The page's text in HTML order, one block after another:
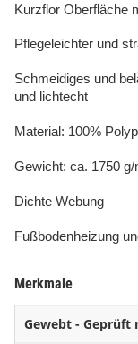
Kurzflor Oberfläche
Pflegeleichter und
Schmeidiges und
und lichtecht
Material: 100%
Gewicht: ca. 1750 g/
Dichte Webung
Fußbodenheizung
Merkmale
Gewebt - Geprüft